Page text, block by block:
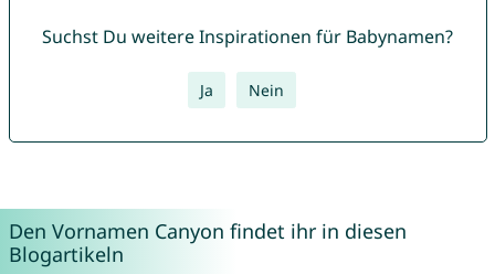
Suchst Du weitere Inspirationen für Babynamen?
Ja Nein
Den Vornamen Canyon findet ihr in diesen
Blogartikeln